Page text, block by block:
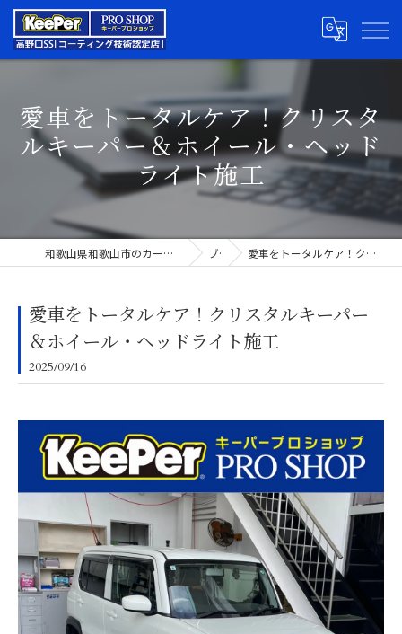
愛車をトータルケア！クリスタ
ルキーパー＆ホイール・ヘッド
ライト施工
和歌山県和歌山市のカーコーティングならキーパープロショップ高野口SS ブログ 愛車をトータルケア！クリスタルキーパー＆ホイール・ヘッドライト施工
愛車をトータルケア！クリスタルキーパー
＆ホイール・ヘッドライト施工
2025/09/16